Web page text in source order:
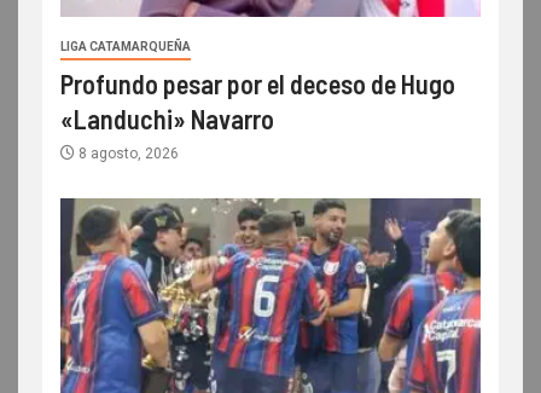
LIGA CATAMARQUEÑA
Profundo pesar por el deceso de Hugo
«Landuchi» Navarro
8 agosto, 2026